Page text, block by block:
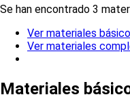
Se han encontrado 3
Ver materiales
Ver materiales
Materiales